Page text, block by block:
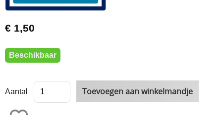
€ 1,50
Beschikbaar
Aantal